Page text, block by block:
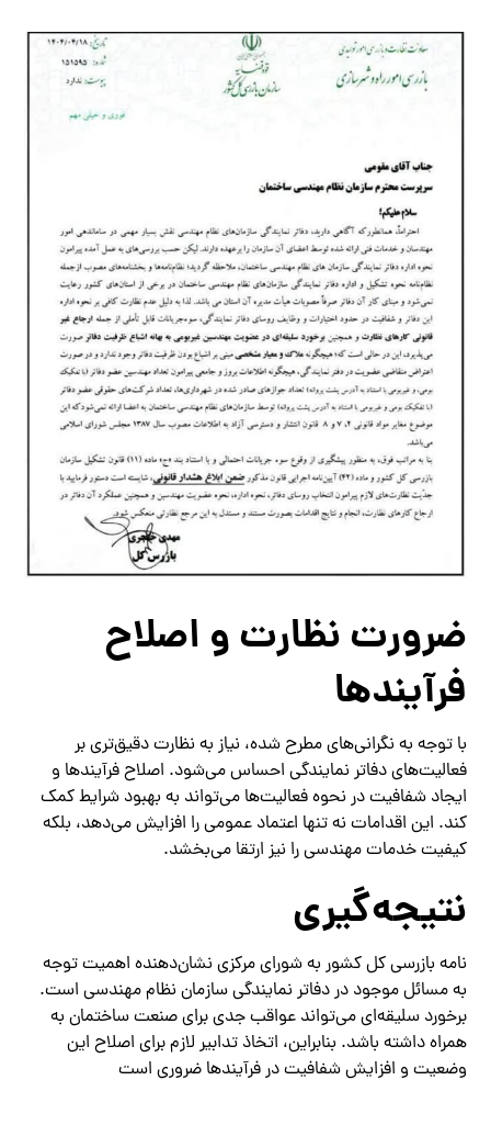
ضرورت نظارت و اصلاح
فرآیندها
با توجه به نگرانی‌های مطرح شده، نیاز به نظارت دقیق‌تری بر
فعالیت‌های دفاتر نمایندگی احساس می‌شود. اصلاح فرآیندها و
ایجاد شفافیت در نحوه فعالیت‌ها می‌تواند به بهبود شرایط کمک
کند. این اقدامات نه تنها اعتماد عمومی را افزایش می‌دهد، بلکه
کیفیت خدمات مهندسی را نیز ارتقا می‌بخشد.
نتیجه‌گیری
نامه بازرسی کل کشور به شورای مرکزی نشان‌دهنده اهمیت توجه
به مسائل موجود در دفاتر نمایندگی سازمان نظام مهندسی است.
برخورد سلیقه‌ای می‌تواند عواقب جدی برای صنعت ساختمان به
همراه داشته باشد. بنابراین، اتخاذ تدابیر لازم برای اصلاح این
وضعیت و افزایش شفافیت در فرآیندها ضروری است